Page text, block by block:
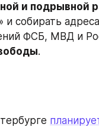
и подрывной
и собирать
ФСБ, МВД и
.